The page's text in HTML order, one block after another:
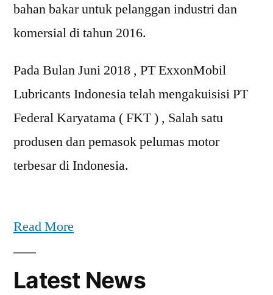
bahan bakar untuk pelanggan industri dan
komersial di tahun 2016.
Pada Bulan Juni 2018 , PT ExxonMobil
Lubricants Indonesia telah mengakuisisi PT
Federal Karyatama ( FKT ) , Salah satu
produsen dan pemasok pelumas motor
terbesar di Indonesia.
Read More
Latest News